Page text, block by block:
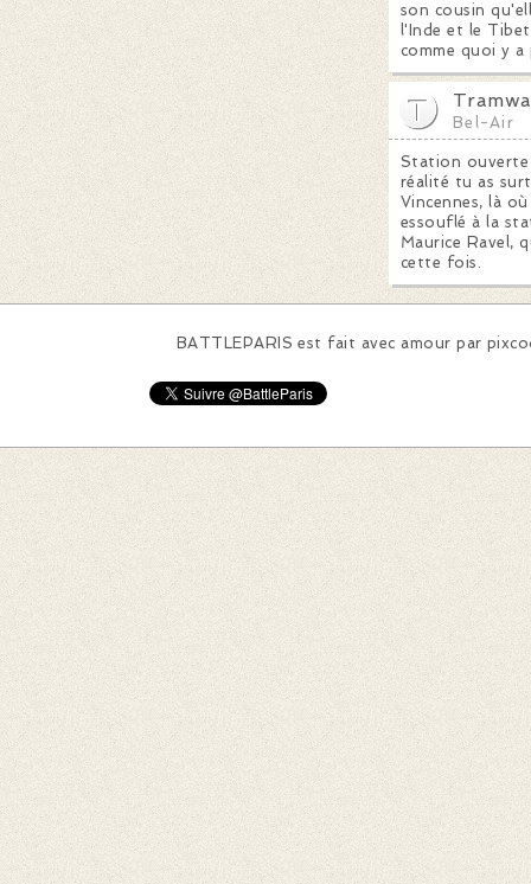
son cousin
l'Inde et le
comme quoi y
Bel-Air
Station ouverte
réalité tu as
Vincennes, là
essouflé à la
Maurice Ravel,
cette fois.
BATTLEPARIS est fait avec amour par